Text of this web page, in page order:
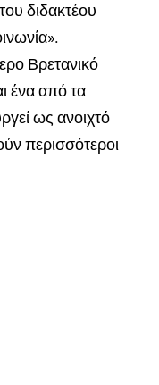
διδακτέου
Βρετανικό
ένα από τα
ως ανοιχτό
περισσότεροι